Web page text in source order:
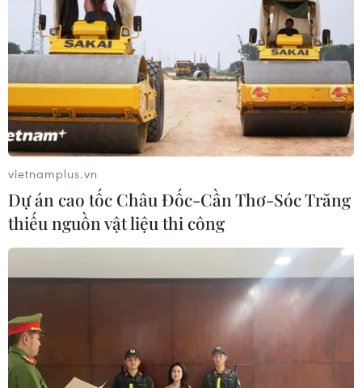
5 bí quyết dưỡng môi mùa lạnh hiệu quả
mà phái đẹp không nên bỏ qua
02/02/2022 07:15
Bên cạnh các sản phẩm tẩy tế bào chết được thiết kế
dành riêng cho làn môi, bạn có thể áp dụng phương
pháp tẩy da chết tiết kiệm hơn với các thành phần quen
thuộc có sẵn ngay trong căn bếp.
vietnamplus.vn
Dự án cao tốc Châu Đốc-Cần Thơ-Sóc Trăng
thiếu nguồn vật liệu thi công